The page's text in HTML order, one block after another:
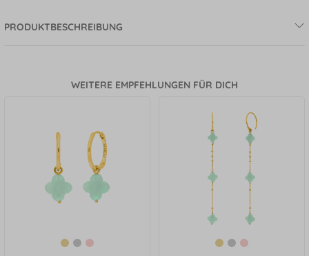
PRODUKTBESCHREIBUNG
WEITERE EMPFEHLUNGEN FÜR DICH